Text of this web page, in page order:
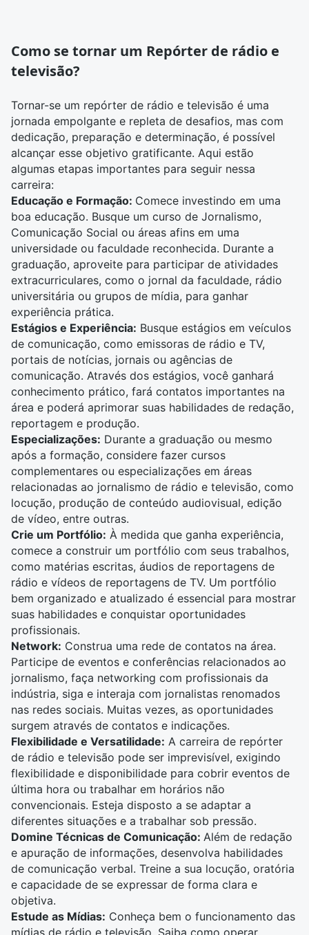
Como se tornar um Repórter de rádio e
televisão?
Tornar-se um repórter de rádio e televisão é uma
jornada empolgante e repleta de desafios, mas com
dedicação, preparação e determinação, é possível
alcançar esse objetivo gratificante. Aqui estão
algumas etapas importantes para seguir nessa
carreira:
Educação e Formação: Comece investindo em uma
boa educação. Busque um curso de Jornalismo,
Comunicação Social ou áreas afins em uma
universidade ou faculdade reconhecida. Durante a
graduação, aproveite para participar de atividades
extracurriculares, como o jornal da faculdade, rádio
universitária ou grupos de mídia, para ganhar
experiência prática.
Estágios e Experiência: Busque estágios em veículos
de comunicação, como emissoras de rádio e TV,
portais de notícias, jornais ou agências de
comunicação. Através dos estágios, você ganhará
conhecimento prático, fará contatos importantes na
área e poderá aprimorar suas habilidades de redação,
reportagem e produção.
Especializações: Durante a graduação ou mesmo
após a formação, considere fazer cursos
complementares ou especializações em áreas
relacionadas ao jornalismo de rádio e televisão, como
locução, produção de conteúdo audiovisual, edição
de vídeo, entre outras.
Crie um Portfólio: À medida que ganha experiência,
comece a construir um portfólio com seus trabalhos,
como matérias escritas, áudios de reportagens de
rádio e vídeos de reportagens de TV. Um portfólio
bem organizado e atualizado é essencial para mostrar
suas habilidades e conquistar oportunidades
profissionais.
Network: Construa uma rede de contatos na área.
Participe de eventos e conferências relacionados ao
jornalismo, faça networking com profissionais da
indústria, siga e interaja com jornalistas renomados
nas redes sociais. Muitas vezes, as oportunidades
surgem através de contatos e indicações.
Flexibilidade e Versatilidade: A carreira de repórter
de rádio e televisão pode ser imprevisível, exigindo
flexibilidade e disponibilidade para cobrir eventos de
última hora ou trabalhar em horários não
convencionais. Esteja disposto a se adaptar a
diferentes situações e a trabalhar sob pressão.
Domine Técnicas de Comunicação: Além de redação
e apuração de informações, desenvolva habilidades
de comunicação verbal. Treine a sua locução, oratória
e capacidade de se expressar de forma clara e
objetiva.
Estude as Mídias: Conheça bem o funcionamento das
mídias de rádio e televisão . Saiba como operar